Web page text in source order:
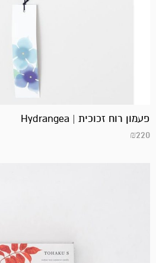
פעמון רוח זכוכית | Hydrangea
₪220